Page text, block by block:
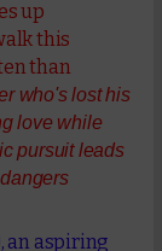
up
this
than
who's lost his
love while
pursuit leads
an aspiring